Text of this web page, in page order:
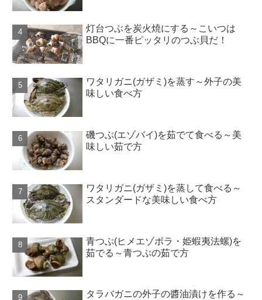
灯台つぶを炭火焼にする～こいつは
BBQに一番ピッタリのつぶ貝だ！
ワタリガニ(ガザミ)を蒸す～外子の美
味しい食べ方
磯つぶ(エゾバイ)を茹でて食べる～美
味しい茹で方
ワタリガニ(ガザミ)を蒸して食べる～
スタンダードな美味しい食べ方
青つぶ(ヒメエゾボラ・姫蝦夷法螺)を
茹でる～青つぶの茹で方
タラバガニの外子の醬油漬けを作る～